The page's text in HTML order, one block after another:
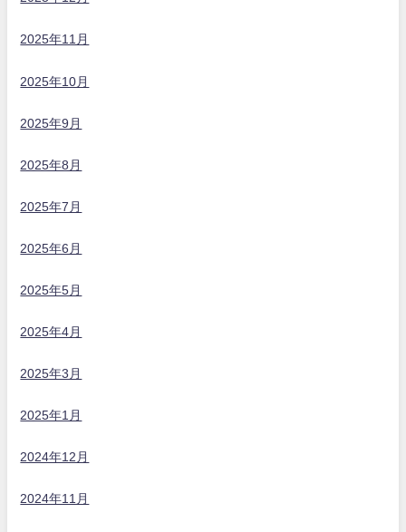
2025年11月
2025年10月
2025年9月
2025年8月
2025年7月
2025年6月
2025年5月
2025年4月
2025年3月
2025年1月
2024年12月
2024年11月